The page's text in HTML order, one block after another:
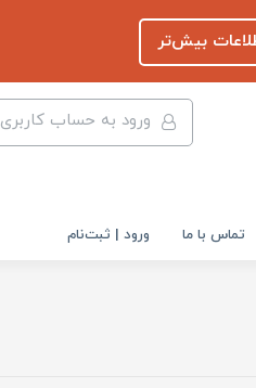
بیش‌تر
ورود به حساب کاربری
تماس با ما ورود | ثبت‌نام